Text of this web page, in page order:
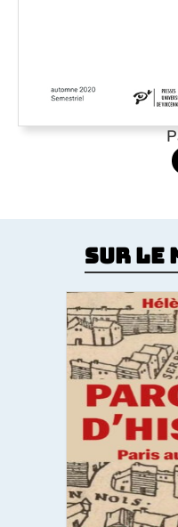
Sur le
Parcelles
Comment le Moyen
ville de Paris ? Les
lotissements, la
comment les
ont durablement